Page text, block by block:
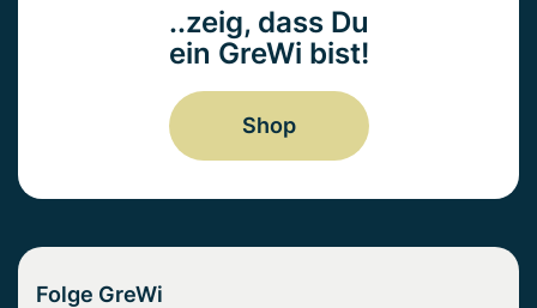
..zeig, dass Du
ein GreWi bist!
Shop
Folge GreWi